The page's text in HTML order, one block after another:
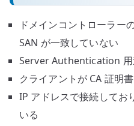
ドメインコントローラー
SAN が一致していない
Server Authentication 用
クライアントが CA 証明
IP アドレスで接続してお
いる